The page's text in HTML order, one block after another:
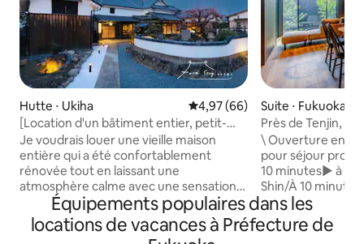
Hutte ⋅ Ukiha Évaluation moyenne sur la
4,97 (66)
[Location d'un bâtiment entier, petit-
déjeuner inclus] ~ 10 personnes peuvent
l'utiliser ! Profitez-en en famille ou entre
amis !
Je voudrais louer une vieille maison
entière qui a été confortablement
rénovée tout en laissant une
atmosphère calme avec une sensation
d'★histoire.★Entièrement privé et idéal
pour les familles et les groupes d'amis !
De 14 h à l'arrivée anticipée, il est
Suite ⋅ Fukuoka
Près de Tenjin,
Ohori/parking
\ Ouverture en
pour séjour
10 minutes▶ à
Shin/À 10
▶4 lits/2
6 personnes/1
Accès ▶direct
Équipements populaires dans les
locations de vacances à Préfecture de